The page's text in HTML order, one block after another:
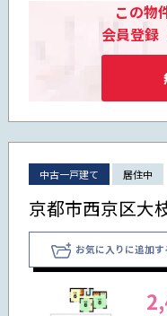
この物
会員登録
中古一戸建て 居住中
京都市西京区大
お気に入りに追加す